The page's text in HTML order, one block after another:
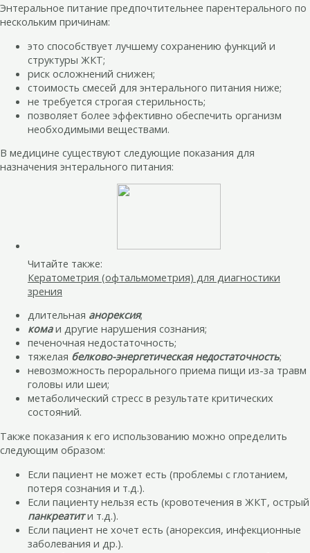
Энтеральное питание предпочтительнее парентерального по
нескольким причинам:
это способствует лучшему сохранению функций и
структуры ЖКТ;
риск осложнений снижен;
стоимость смесей для энтерального питания ниже;
не требуется строгая стерильность;
позволяет более эффективно обеспечить организм
необходимыми веществами.
В медицине существуют следующие показания для
назначения энтерального питания:
Читайте также:
Кератометрия (офтальмометрия) для диагностики
зрения
длительная анорексия;
комаи другие нарушения сознания;
печеночная недостаточность;
тяжелая белково-энергетическая недостаточность;
невозможность перорального приема пищи из-за травм
головы или шеи;
метаболический стресс в результате критических
состояний.
Также показания к его использованию можно определить
следующим образом:
Если пациент не может есть (проблемы с глотанием,
потеря сознания и т.д.).
Если пациенту нельзя есть (кровотечения в ЖКТ, острый
панкреатити т.д.).
Если пациент не хочет есть (анорексия, инфекционные
заболевания и др.).